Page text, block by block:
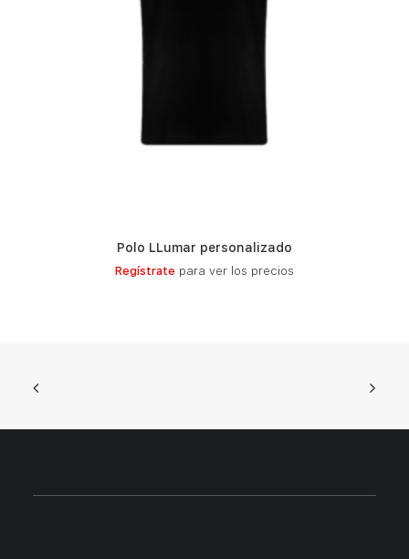
Polo LLumar personalizado
Regístrate para ver los precios